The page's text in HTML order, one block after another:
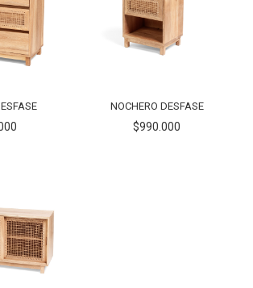
NOCHERO DESFASE
$990.000